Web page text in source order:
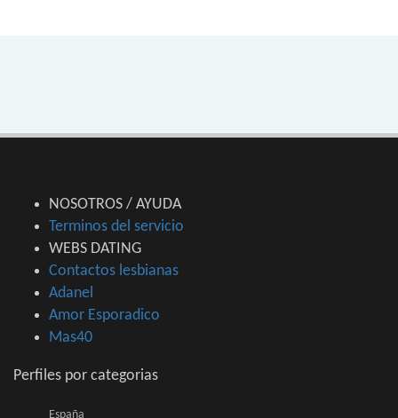
NOSOTROS / AYUDA
Terminos del servicio
WEBS DATING
Contactos lesbianas
Adanel
Amor Esporadico
Mas40
Perfiles por categorias
España